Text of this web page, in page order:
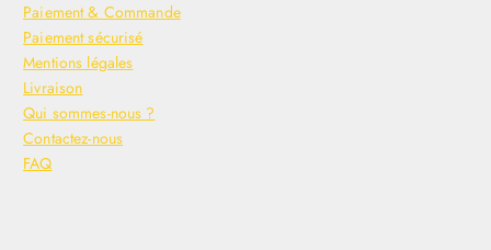
Paiement & Commande
Paiement sécurisé
Mentions légales
Livraison
Qui sommes-nous ?
Contactez-nous
FAQ